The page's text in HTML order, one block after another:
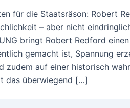
für die Staatsräson: Robert
– aber nicht
bringt Robert Redford
gemacht ist, Spannung
zudem auf einer historisch
das überwiegend […]